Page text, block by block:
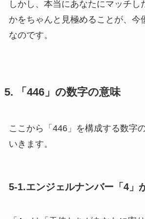
しかし、本当にあなたにマッチし
かをちゃんと見極めることが、今
なのです。
5. 「446」の数字の意味
ここから「446」を構成する数字
いきます。
5-1.エンジェルナンバー「4」